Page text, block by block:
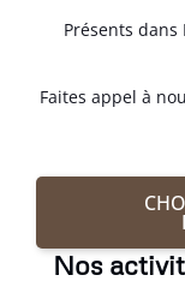
Présents
Faites appel à
Nos